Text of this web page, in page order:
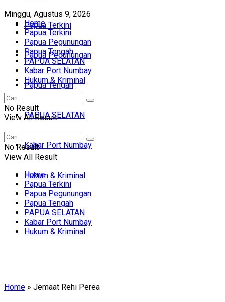
Minggu, Agustus 9, 2026
Papua Terkini
Papua Pegunungan
Papua Tengah
PAPUA SELATAN
Kabar Port Numbay
Hukum & Kriminal
Home
Papua Terkini
Papua Pegunungan
Papua Tengah
PAPUA SELATAN
Kabar Port Numbay
Hukum & Kriminal
No Result
View All Result
No Result
View All Result
Home
Papua Terkini
Papua Pegunungan
Papua Tengah
PAPUA SELATAN
Kabar Port Numbay
Hukum & Kriminal
Home » Jemaat Rehi Perea